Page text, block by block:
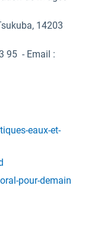
14203
95 - Email :
eaux-et-
pour-demain